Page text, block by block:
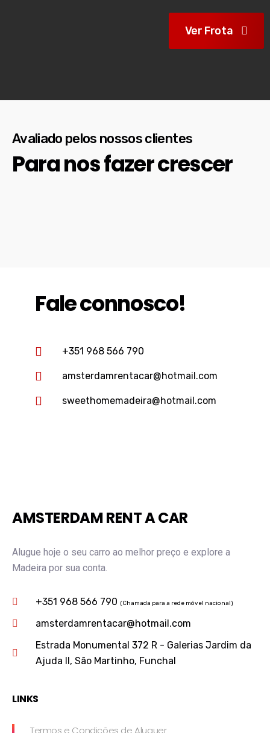
Ver Frota
Avaliado pelos nossos clientes
Para nos fazer crescer
Fale connosco!
+351 968 566 790
amsterdamrentacar@hotmail.com
sweethomemadeira@hotmail.com
AMSTERDAM RENT A CAR
Alugue hoje o seu carro ao melhor preço e explore a
Madeira por sua conta.
+351 968 566 790 (Chamada para a rede móvel nacional)
amsterdamrentacar@hotmail.com
Estrada Monumental 372 R - Galerias Jardim da
Ajuda II, São Martinho, Funchal
LINKS
Termos e Condições de Aluguer